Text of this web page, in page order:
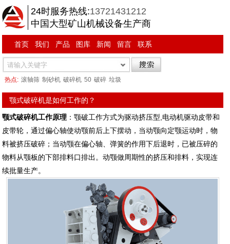
24时服务热线:13721431212
中国大型矿山机械设备生产商
首页 我们 产品 图库 新闻 留言 联系
热点: 滚轴筛 制砂机 破碎机 50 破碎 垃圾
颚式破碎机是如何工作的？
颚式破碎机工作原理 ：颚破工作方式为驱动挤压型,电动机驱动皮带和
皮带轮，通过偏心轴使动颚前后上下摆动，当动颚向定颚运动时，物
料被挤压破碎；当动颚在偏心轴、弹簧的作用下后退时，已被压碎的
物料从颚板的下部排料口排出。动颚做周期性的挤压和排料，实现连
续批量生产。